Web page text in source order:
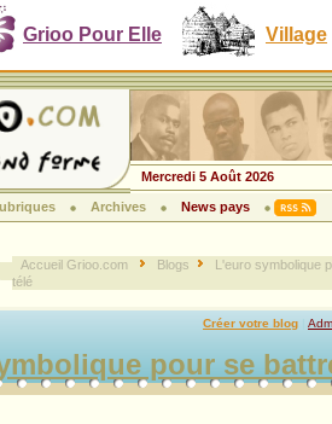
Grioo Pour Elle Village
Mercredi 5 Août 2026
Archives News pays
Accueil Grioo.com Blogs
L'euro symbolique
télé
pour se
Créer votre blog